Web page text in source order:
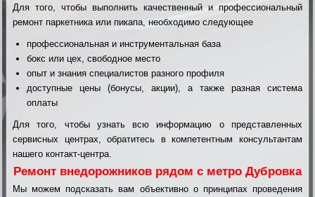
Для того, чтобы выполнить качественный и профессиональный
ремонт паркетника или пикапа, необходимо следующее
профессиональная и инструментальная база
бокс или цех, свободное место
опыт и знания специалистов разного профиля
доступные цены (бонусы, акции), а также разная система
оплаты
Для того, чтобы узнать всю информацию о представленных
сервисных центрах, обратитесь в компетентным консультантам
нашего контакт-центра.
Ремонт внедорожников рядом с метро Дубровка
Мы можем подсказать вам объективно о принципах проведения